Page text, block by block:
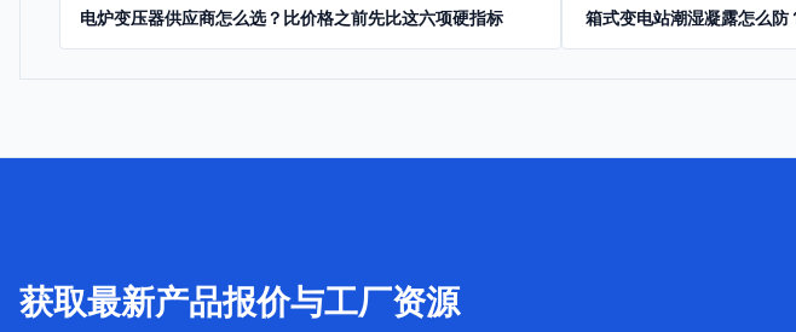
电炉变压器供应商怎么选？比价格之前先比这六项硬指标 箱式变电站潮湿凝露怎么
获取最新产品报价与工厂资源